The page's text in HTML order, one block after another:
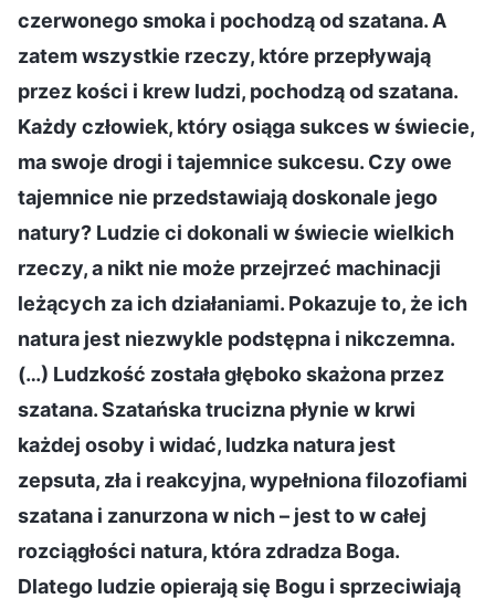
czerwonego smoka i pochodzą od szatana. A
zatem wszystkie rzeczy, które przepływają
przez kości i krew ludzi, pochodzą od szatana.
Każdy człowiek, który osiąga sukces w świecie,
ma swoje drogi i tajemnice sukcesu. Czy owe
tajemnice nie przedstawiają doskonale jego
natury? Ludzie ci dokonali w świecie wielkich
rzeczy, a nikt nie może przejrzeć machinacji
leżących za ich działaniami. Pokazuje to, że ich
natura jest niezwykle podstępna i nikczemna.
(…) Ludzkość została głęboko skażona przez
szatana. Szatańska trucizna płynie w krwi
każdej osoby i widać, ludzka natura jest
zepsuta, zła i reakcyjna, wypełniona filozofiami
szatana i zanurzona w nich – jest to w całej
rozciągłości natura, która zdradza Boga.
Dlatego ludzie opierają się Bogu i sprzeciwiają